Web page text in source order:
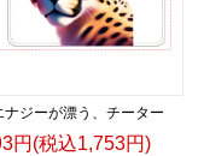
ナジーが漂う、チーター
円(税込1,753円)